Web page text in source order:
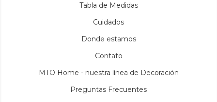
Tabla de Medidas
Cuidados
Donde estamos
Contato
MTO Home - nuestra línea de Decoración
Preguntas Frecuentes